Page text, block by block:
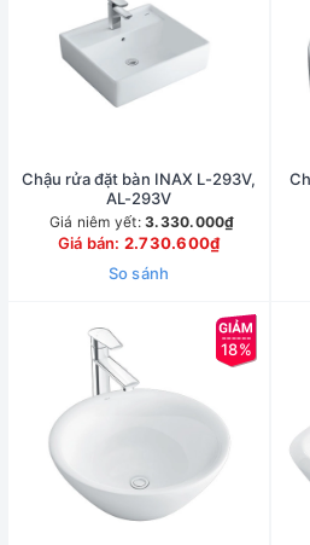
Chậu rửa đặt bàn INAX L-293V,
AL-293V
Giá niêm yết: 3.330.000₫
Giá bán: 2.730.600₫
So sánh
18%